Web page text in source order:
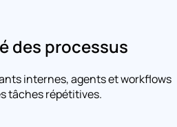
des processus
internes, agents et workflows
tâches répétitives.